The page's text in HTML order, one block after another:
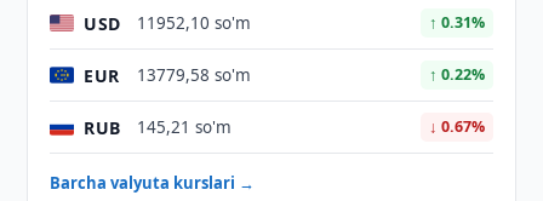
USD 11952,10 so'm ↑ 0.31%
EUR 13779,58 so'm ↑ 0.22%
RUB 145,21 so'm ↓ 0.67%
Barcha valyuta kurslari →